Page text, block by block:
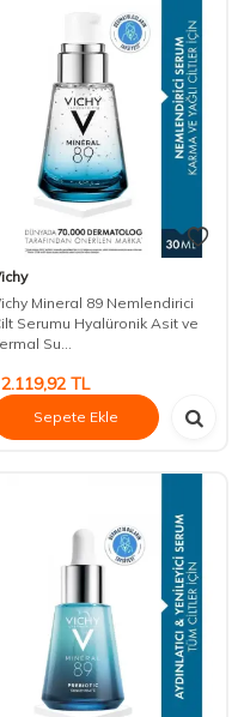
Mineral 89 Nemlendirici
Serumu Hyalüronik Asit ve
Su...
2.119,92 TL
Sepete Ekle